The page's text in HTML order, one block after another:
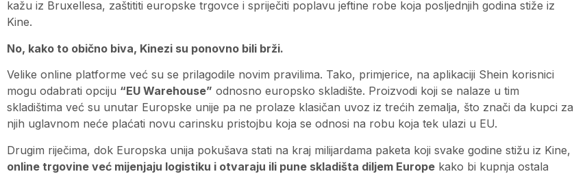
kažu iz Bruxellesa, zaštititi europske trgovce i spriječiti poplavu jeftine robe koja posljednjih godina stiže iz
Kine.
No, kako to obično biva, Kinezi su ponovno bili brži.
Velike online platforme već su se prilagodile novim pravilima. Tako, primjerice, na aplikaciji Shein korisnici
mogu odabrati opciju “EU Warehouse” odnosno europsko skladište. Proizvodi koji se nalaze u tim
skladištima već su unutar Europske unije pa ne prolaze klasičan uvoz iz trećih zemalja, što znači da kupci za
njih uglavnom neće plaćati novu carinsku pristojbu koja se odnosi na robu koja tek ulazi u EU.
Drugim riječima, dok Europska unija pokušava stati na kraj milijardama paketa koji svake godine stižu iz Kine,
online trgovine već mijenjaju logistiku i otvaraju ili pune skladišta diljem Europe kako bi kupnja ostala